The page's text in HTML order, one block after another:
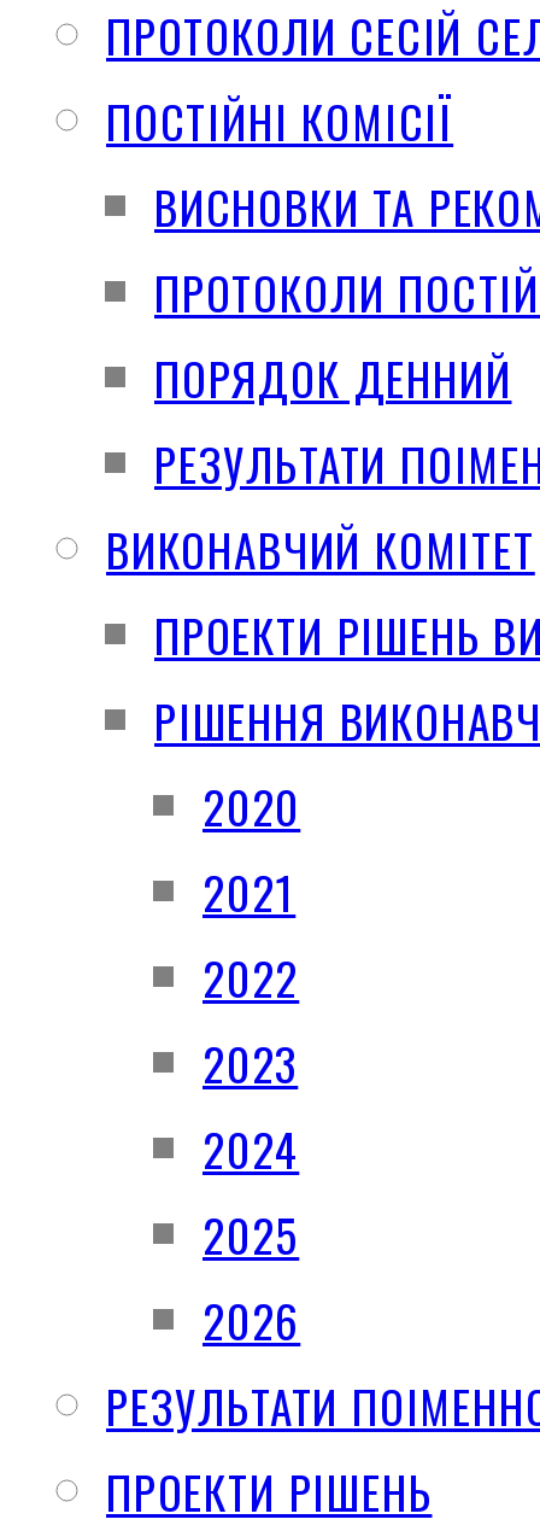
ПРОТОКОЛИ СЕСІЙ
ПОСТІЙНІ КОМІСІЇ
ВИСНОВКИ ТА
ПРОТОКОЛИ
ПОРЯДОК ДЕННИЙ
РЕЗУЛЬТАТИ
ВИКОНАВЧИЙ КОМІТЕТ
ПРОЕКТИ РІШЕНЬ
РІШЕННЯ
2020
2021
2022
2023
2024
2025
2026
РЕЗУЛЬТАТИ
ПРОЕКТИ РІШЕНЬ